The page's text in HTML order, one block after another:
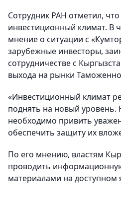
Сотрудник РАН отметил,
инвестиционный климат. В
мнение о ситуации с
зарубежные инвесторы,
сотрудничестве с
выхода на рынки
«Инвестиционный климат
поднять на новый уровень.
необходимо привить
обеспечить защиту их
По его мнению, властям
проводить
материалами на доступном